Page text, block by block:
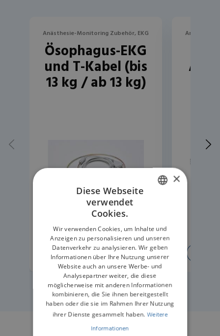
Anästhesie-Monitoring Zubehör, EKG
Ösophagus-EKG
und T-Kabel (bis
13 kg / ab 13 kg)
ERFAHREN SIE MEHR
×
Diese Webseite
verwendet
Cookies.
Wir verwenden Cookies, um Inhalte und
Anzeigen zu personalisieren und unseren
Datenverkehr zu analysieren. Wir geben
Informationen über Ihre Nutzung unserer
Website auch an unsere Werbe- und
Analysepartner weiter, die diese
möglicherweise mit anderen Informationen
kombinieren, die Sie ihnen bereitgestellt
haben oder die sie im Rahmen Ihrer Nutzung
ihrer Dienste gesammelt haben. Weitere
Informationen